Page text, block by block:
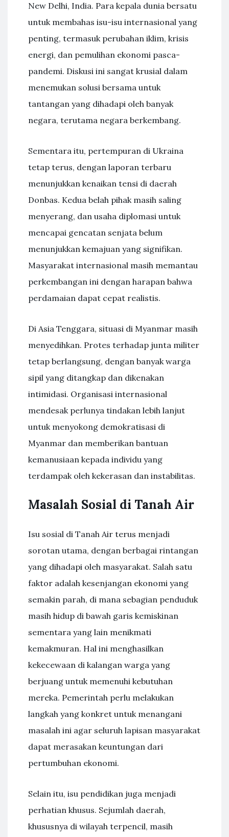
New Delhi, India. Para kepala dunia bersatu
untuk membahas isu-isu internasional yang
penting, termasuk perubahan iklim, krisis
energi, dan pemulihan ekonomi pasca-
pandemi. Diskusi ini sangat krusial dalam
menemukan solusi bersama untuk
tantangan yang dihadapi oleh banyak
negara, terutama negara berkembang.
Sementara itu, pertempuran di Ukraina
tetap terus, dengan laporan terbaru
menunjukkan kenaikan tensi di daerah
Donbas. Kedua belah pihak masih saling
menyerang, dan usaha diplomasi untuk
mencapai gencatan senjata belum
menunjukkan kemajuan yang signifikan.
Masyarakat internasional masih memantau
perkembangan ini dengan harapan bahwa
perdamaian dapat cepat realistis.
Di Asia Tenggara, situasi di Myanmar masih
menyedihkan. Protes terhadap junta militer
tetap berlangsung, dengan banyak warga
sipil yang ditangkap dan dikenakan
intimidasi. Organisasi internasional
mendesak perlunya tindakan lebih lanjut
untuk menyokong demokratisasi di
Myanmar dan memberikan bantuan
kemanusiaan kepada individu yang
terdampak oleh kekerasan dan instabilitas.
Masalah Sosial di Tanah Air
Isu sosial di Tanah Air terus menjadi
sorotan utama, dengan berbagai rintangan
yang dihadapi oleh masyarakat. Salah satu
faktor adalah kesenjangan ekonomi yang
semakin parah, di mana sebagian penduduk
masih hidup di bawah garis kemiskinan
sementara yang lain menikmati
kemakmuran. Hal ini menghasilkan
kekecewaan di kalangan warga yang
berjuang untuk memenuhi kebutuhan
mereka. Pemerintah perlu melakukan
langkah yang konkret untuk menangani
masalah ini agar seluruh lapisan masyarakat
dapat merasakan keuntungan dari
pertumbuhan ekonomi.
Selain itu, isu pendidikan juga menjadi
perhatian khusus. Sejumlah daerah,
khususnya di wilayah terpencil, masih